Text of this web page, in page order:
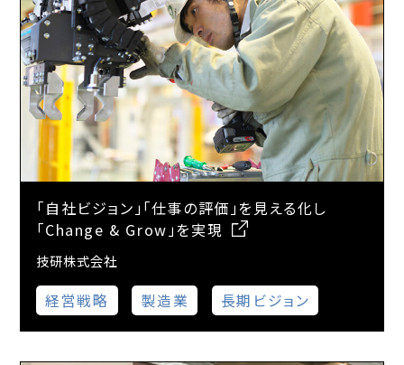
「自社ビジョン」「仕事の評価」を見える化し
「Change & Grow」を実現
技研株式会社
経営戦略 製造業 長期ビジョン